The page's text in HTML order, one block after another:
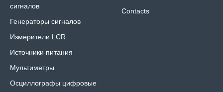
сигналов
Генераторы сигналов
Измерители LCR
Источники питания
Мультиметры
Осциллографы цифровые
Contacts